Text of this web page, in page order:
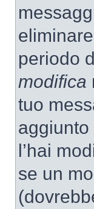
periodo
modifica
tuo
l’hai
se un